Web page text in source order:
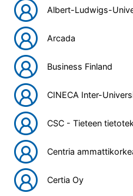
Albert-Ludwigs-
Arcada
Business Finland
CINECA Inter-
CSC - Tieteen
Centria
Certia Oy